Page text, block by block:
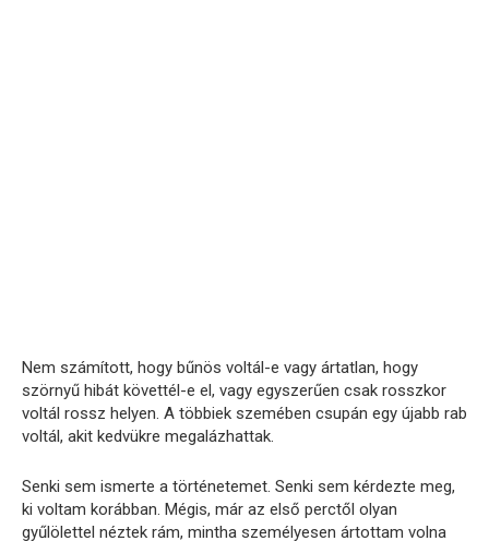
Nem számított, hogy bűnös voltál-e vagy ártatlan, hogy
szörnyű hibát követtél-e el, vagy egyszerűen csak rosszkor
voltál rossz helyen. A többiek szemében csupán egy újabb rab
voltál, akit kedvükre megalázhattak.
Senki sem ismerte a történetemet. Senki sem kérdezte meg,
ki voltam korábban. Mégis, már az első perctől olyan
gyűlölettel néztek rám, mintha személyesen ártottam volna